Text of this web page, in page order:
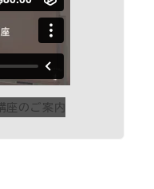
座のご案内